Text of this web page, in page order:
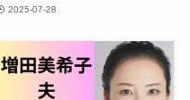
2025-07-28